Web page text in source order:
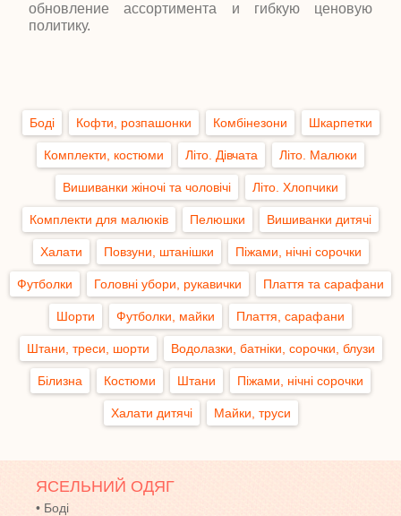
обновление ассортимента и гибкую ценовую
политику.
Боді Кофти, розпашонки Комбінезони Шкарпетки
Комплекти, костюми Літо. Дівчата Літо. Малюки
Вишиванки жіночі та чоловічі Літо. Хлопчики
Комплекти для малюків Пелюшки Вишиванки дитячі
Халати Повзуни, штанішки Піжами, нічні сорочки
Футболки Головні убори, рукавички Плаття та сарафани
Шорти Футболки, майки Плаття, сарафани
Штани, треси, шорти Водолазки, батніки, сорочки, блузи
Білизна Костюми Штани Піжами, нічні сорочки
Халати дитячі Майки, труси
ЯСЕЛЬНИЙ ОДЯГ
• Боді